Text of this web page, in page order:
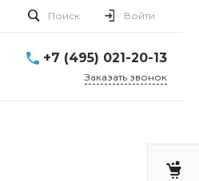
Поиск Войти
+7 (495) 021-20-13
Заказать звонок